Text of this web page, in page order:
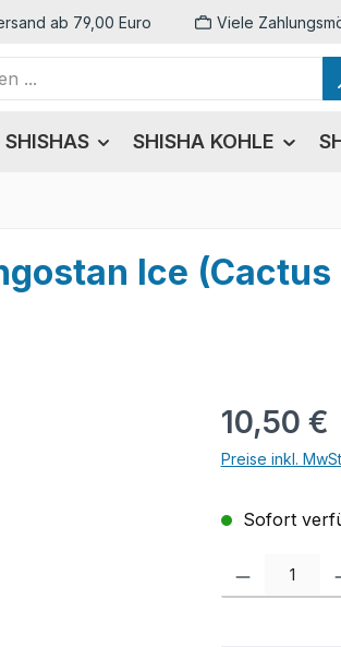
ab 79,00 Euro Viele
SHISHAS SHISHA KOHLE
Ice
Regulärer Preis:
10,50 €
Preise inkl.
Sofort
Produkt